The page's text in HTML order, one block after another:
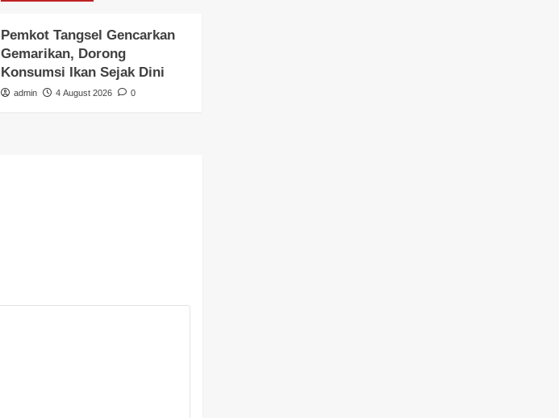
Pemkot Tangsel Gencarkan
Gemarikan, Dorong
Konsumsi Ikan Sejak Dini
admin 4 August 2026 0